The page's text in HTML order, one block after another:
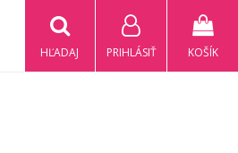
KOŠÍK
PRIHLÁSIŤ
HĽADAJ